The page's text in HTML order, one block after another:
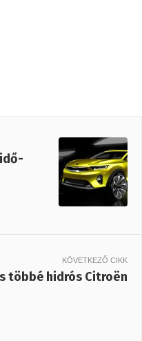
KÖVETKEZŐ CIKK
többé hidrós Citroën